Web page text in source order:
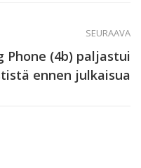
SEURAAVA
Phone (4b) paljastui
ennen julkaisua